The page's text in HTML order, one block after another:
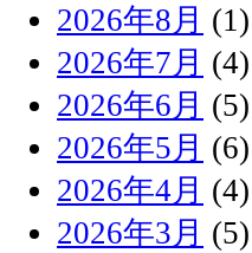
2026年8月 (1)
2026年7月 (4)
2026年6月 (5)
2026年5月 (6)
2026年4月 (4)
2026年3月 (5)